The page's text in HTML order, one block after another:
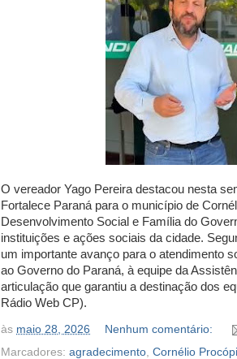
O vereador Yago Pereira destacou nesta
Fortalece Paraná para o município de
Desenvolvimento Social e Família do
instituições e ações sociais da cidade.
um importante avanço para o atendimento
ao Governo do Paraná, à equipe da
articulação que garantiu a destinação dos
Rádio Web CP).
às maio 28, 2026
Nenhum comentário:
Marcadores: agradecimento Cornélio